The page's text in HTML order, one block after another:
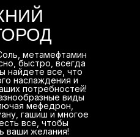
метамефтамин
быстро, всегда
найдете все, что
наслаждения и
потребностей!
виды
мефедрон,
гашиш и многое
все, чтобы
ваши желания!